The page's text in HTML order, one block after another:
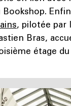
, pilotée par
Bras,
étage du